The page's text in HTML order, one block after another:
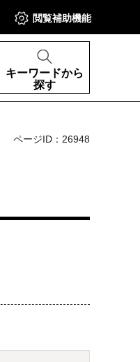
閲覧補助機能
キーワードから
探す
ページID：26948